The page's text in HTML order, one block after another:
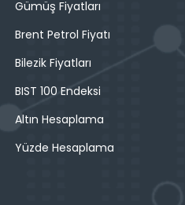
Gümüş Fiyatları
Brent Petrol Fiyatı
Bilezik Fiyatları
BIST 100 Endeksi
Altın Hesaplama
Yüzde Hesaplama